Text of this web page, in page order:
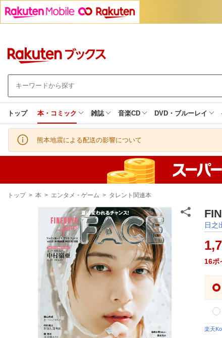
トップ 本・コミック 雑誌 音楽CD DVD・ブルーレイ
熊本地震による配送の影響について
現
トップ > 本 > エンタメ・ゲーム > タレント関連本
日之
16ポ
楽天